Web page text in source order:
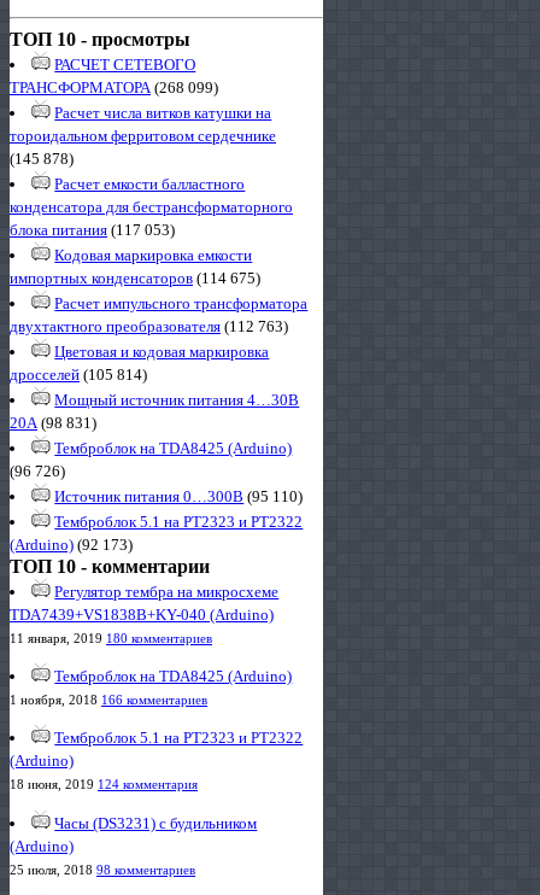
ТОП 10 - просмотры
РАСЧЕТ СЕТЕВОГО
ТРАНСФОРМАТОРА(268 099)
Расчет числа витков катушки на
тороидальном ферритовом сердечнике
(145 878)
Расчет емкости балластного
конденсатора для бестрансформаторного
блока питания (117 053)
Кодовая маркировка емкости
импортных конденсаторов (114 675)
Расчет импульсного трансформатора
двухтактного преобразователя (112 763)
Цветовая и кодовая маркировка
дросселей (105 814)
Мощный источник питания 4…30В
20А(98 831)
Темброблок на TDA8425 (Arduino)
(96 726)
Источник питания 0…300В (95 110)
Темброблок 5.1 на PT2323 и PT2322
(Arduino) (92 173)
ТОП 10 - комментарии
Регулятор тембра на микросхеме
TDA7439+VS1838B+KY-040 (Arduino)
11 января, 2019 180 комментариев
Темброблок на TDA8425 (Arduino)
1 ноября, 2018 166 комментариев
Темброблок 5.1 на PT2323 и PT2322
(Arduino)
18 июня, 2019 124 комментария
Часы (DS3231) с будильником
(Arduino)
25 июля, 2018 98 комментариев